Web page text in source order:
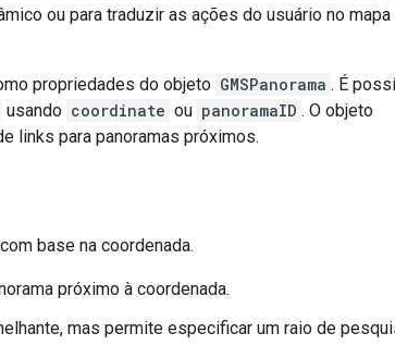
ou para traduzir as ações do usuário no mapa
propriedades do objeto GMSPanorama . É
usando coordinate ou panoramaID . O objeto
links para panoramas próximos.
base na coordenada.
próximo à coordenada.
mas permite especificar um raio de